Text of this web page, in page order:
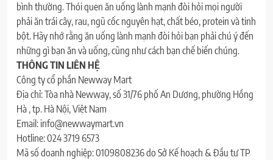
bình thường. Thói quen ăn uống lành mạnh đòi hỏi mọi người
phải ăn trái cây, rau, ngũ cốc nguyên hạt, chất béo, protein và tinh
bột. Hãy nhớ rằng ăn uống lành mạnh đòi hỏi bạn phải chú ý đến
những gì bạn ăn và uống, cũng như cách bạn chế biến chúng.
THÔNG TIN LIÊN HỆ
Công ty cổ phần Newway Mart
Địa chỉ: Tòa nhà Newway, số 31/76 phố An Dương, phường Hồng
Hà , tp. Hà Nội, Việt Nam
Email: info@newwaymart.vn
Hotline: 024 3719 6573
Mã số doanh nghiệp: 0109808236 do Sở Kế hoạch & Đầu tư TP